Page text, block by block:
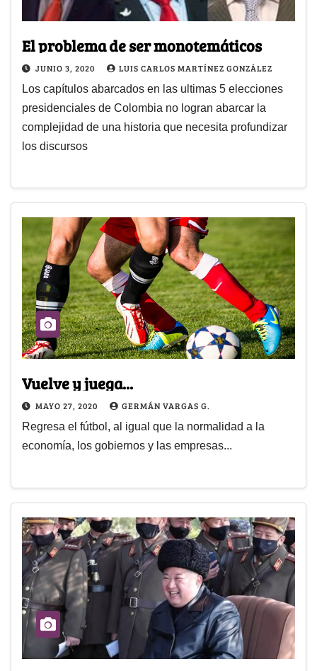
El problema de ser monotemáticos
JUNIO 3, 2020 LUIS CARLOS MARTÍNEZ GONZÁLEZ
Los capítulos abarcados en las ultimas 5 elecciones
presidenciales de Colombia no logran abarcar la
complejidad de una historia que necesita profundizar
los discursos
Vuelve y juega...
MAYO 27, 2020 GERMÁN VARGAS G.
Regresa el fútbol, al igual que la normalidad a la
economía, los gobiernos y las empresas...